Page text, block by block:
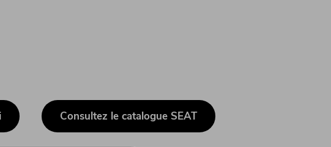
Consultez le catalogue SEAT